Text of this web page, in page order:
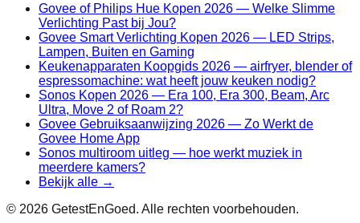
Govee of Philips Hue Kopen 2026 — Welke Slimme
Verlichting Past bij Jou?
Govee Smart Verlichting Kopen 2026 — LED Strips,
Lampen, Buiten en Gaming
Keukenapparaten Koopgids 2026 — airfryer, blender of
espressomachine: wat heeft jouw keuken nodig?
Sonos Kopen 2026 — Era 100, Era 300, Beam, Arc
Ultra, Move 2 of Roam 2?
Govee Gebruiksaanwijzing 2026 — Zo Werkt de
Govee Home App
Sonos multiroom uitleg — hoe werkt muziek in
meerdere kamers?
Bekijk alle →
© 2026 GetestEnGoed. Alle rechten voorbehouden.